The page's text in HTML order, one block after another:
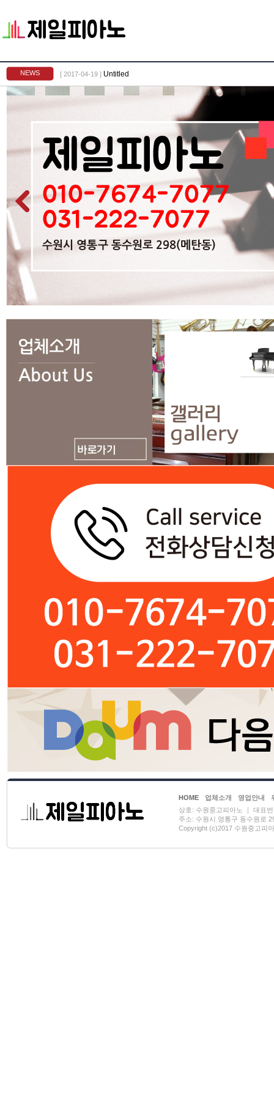
NEWS [ 2017-04-19 ] Untitled
HOME 업체소개 영업안내
상호: 수원중고피아노 ｜ 대표
주소: 수원시 영통구 동수원로
Copyright (c)2017 수원중고피